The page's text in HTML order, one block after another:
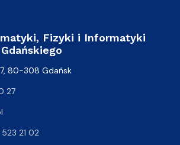
Fizyki i Informatyki
80-308 Gdańsk
27
21 02